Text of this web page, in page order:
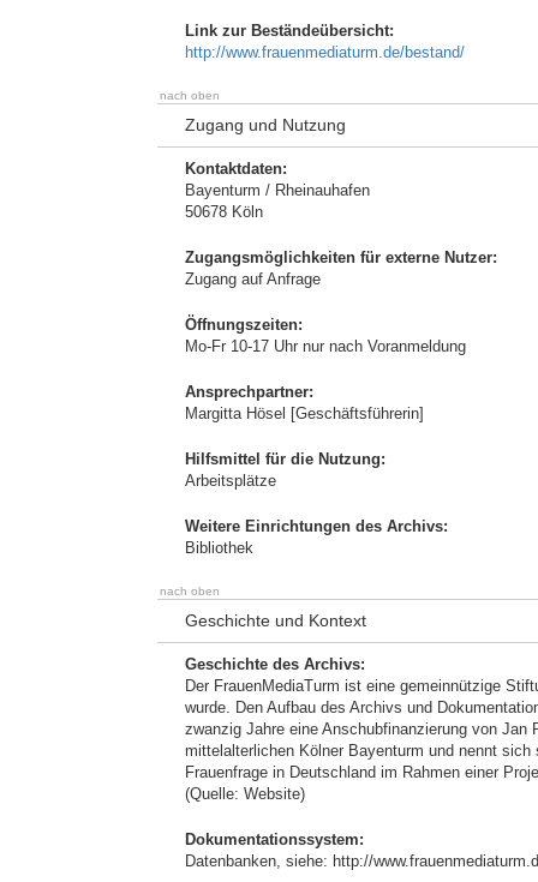
Link zur Beständeübersicht:
http://www.frauenmediaturm.de/bestand/
nach oben
Zugang und Nutzung
Kontaktdaten:
Bayenturm / Rheinauhafen
50678 Köln
Zugangsmöglichkeiten für externe Nutzer:
Zugang auf Anfrage
Öffnungszeiten:
Mo-Fr 10-17 Uhr nur nach Voranmeldung
Ansprechpartner:
Margitta Hösel [Geschäftsführerin]
Hilfsmittel für die Nutzung:
Arbeitsplätze
Weitere Einrichtungen des Archivs:
Bibliothek
nach oben
Geschichte und Kontext
Geschichte des Archivs:
Der FrauenMediaTurm ist eine gemeinnützige
wurde. Den Aufbau des Archivs und
zwanzig Jahre eine Anschubfinanzierung von Jan
mittelalterlichen Kölner Bayenturm und nennt
Frauenfrage in Deutschland im Rahmen einer
(Quelle: Website)
Dokumentationssystem:
Datenbanken, siehe: http://